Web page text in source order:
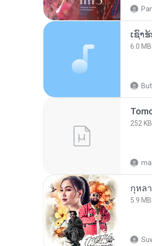
6.0 MB
But
252 KB
กุหล
5.9 MB